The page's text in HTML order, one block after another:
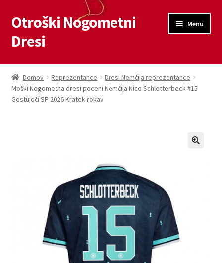
Skip
to
navigation
Skip
to
content
Otroški Nogometni
Dresi
Menu
Domov
Blog
Zaključek nakupa
Domov Reprezentance
Dresi Nemčija reprezentance
Moški Nogometna dresi poceni Nemčija Nico Schlotterbeck #15
Gostujoči SP 2026 Kratek rokav